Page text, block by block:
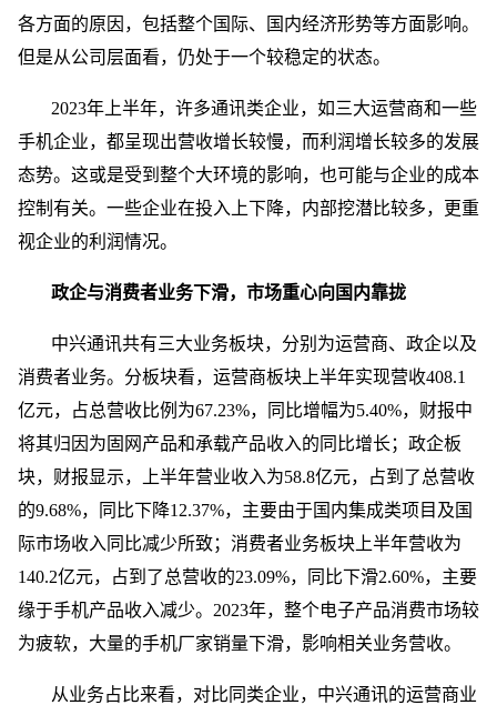
各方面的原因，包括整个国际、国内经济形势等方面影响。
但是从公司层面看，仍处于一个较稳定的状态。
2023年上半年，许多通讯类企业，如三大运营商和一些
手机企业，都呈现出营收增长较慢，而利润增长较多的发展
态势。这或是受到整个大环境的影响，也可能与企业的成本
控制有关。一些企业在投入上下降，内部挖潜比较多，更重
视企业的利润情况。
政企与消费者业务下滑，市场重心向国内靠拢
中兴通讯共有三大业务板块，分别为运营商、政企以及
消费者业务。分板块看，运营商板块上半年实现营收408.1
亿元，占总营收比例为67.23%，同比增幅为5.40%，财报中
将其归因为固网产品和承载产品收入的同比增长；政企板
块，财报显示，上半年营业收入为58.8亿元，占到了总营收
的9.68%，同比下降12.37%，主要由于国内集成类项目及国
际市场收入同比减少所致；消费者业务板块上半年营收为
140.2亿元，占到了总营收的23.09%，同比下滑2.60%，主要
缘于手机产品收入减少。2023年，整个电子产品消费市场较
为疲软，大量的手机厂家销量下滑，影响相关业务营收。
从业务占比来看，对比同类企业，中兴通讯的运营商业